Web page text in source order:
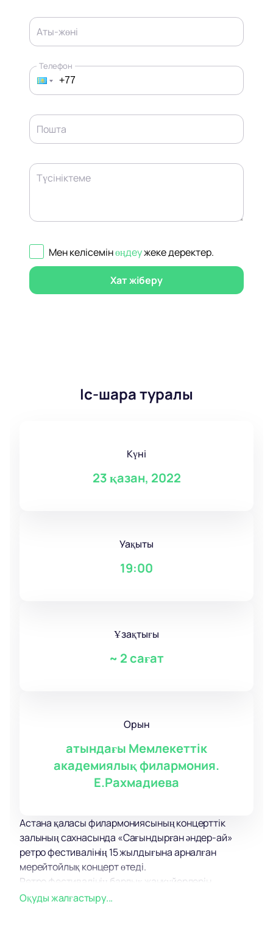
Аты-жөні
Телефон
Пошта
Түсініктеме
Мен келісемінөңдеужеке деректер.
Хат жіберу
Іс-шара туралы
Күні
23 қазан, 2022
Уақыты
19:00
Ұзақтығы
~ 2 сағат
Орын
атындағы Мемлекеттік
академиялық филармония.
Е.Рахмадиева
Астана қаласы филармониясының концерттік
залының сахнасында «Сағындырған әндер-ай»
ретро фестивалінің 15 жылдығына арналған
мерейтойлық концерт өтеді.
Ретро фестивалінің барлық жанкүйерлерін
мыңдаған дыбыс пен жарық, керемет атмосфера
Оқуды жалғастыру...